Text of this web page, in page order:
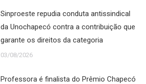
Sinproeste repudia conduta antissindical
da Unochapecó contra a contribuição que
garante os direitos da categoria
03/08/2026
Professora é finalista do Prêmio Chapecó